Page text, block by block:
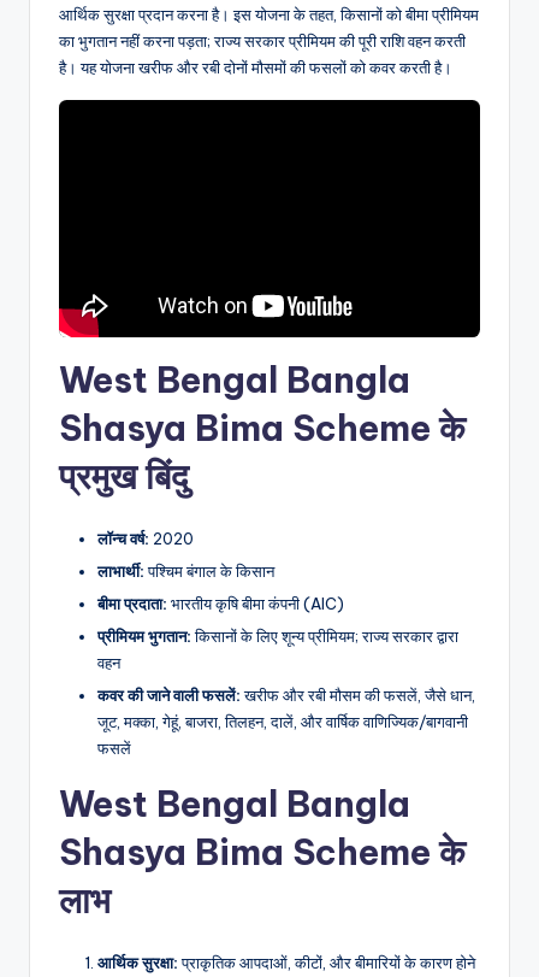
आर्थिक सुरक्षा प्रदान करना है। इस योजना के तहत, किसानों को बीमा प्रीमियम
का भुगतान नहीं करना पड़ता; राज्य सरकार प्रीमियम की पूरी राशि वहन करती
है। यह योजना खरीफ और रबी दोनों मौसमों की फसलों को कवर करती है।
West Bengal Bangla
Shasya Bima Scheme के
प्रमुख बिंदु
लॉन्च वर्ष: 2020
लाभार्थी:पश्चिम बंगाल के किसान
बीमा प्रदाता: भारतीय कृषि बीमा कंपनी (AIC)
प्रीमियम भुगतान:किसानों के लिए शून्य प्रीमियम; राज्य सरकार द्वारा
वहन
कवर की जाने वाली फसलें:खरीफ और रबी मौसम की फसलें, जैसे धान,
जूट, मक्का, गेहूं, बाजरा, तिलहन, दालें, और वार्षिक वाणिज्यिक/बागवानी
फसलें
West Bengal Bangla
Shasya Bima Scheme के
लाभ
आर्थिक सुरक्षा:प्राकृतिक आपदाओं, कीटों, और बीमारियों के कारण होने